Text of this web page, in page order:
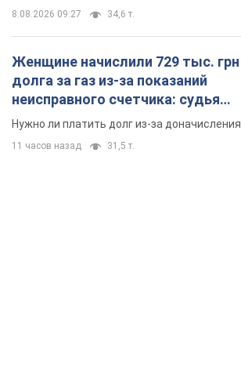
8.08.2026 09:27 34,6 т.
Женщине начислили 729 тыс. грн
долга за газ из-за показаний
неисправного счетчика: судья
вынес неожиданное решение
Нужно ли платить долг из-за доначисления
11 часов назад 31,5 т.